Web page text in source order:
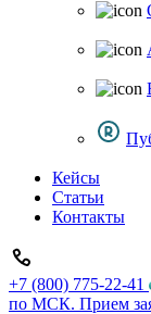
Кейсы
Статьи
Контакты
+7 (800) 775-22-41
по МСК. Прием